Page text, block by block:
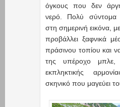
όγκους που δεν
νερό. Πολύ σύντομα
στη σημερινή εικόνα,
προβάλλει ξαφνικά
πράσινου τοπίου και
της υπέροχο μπλε,
εκπληκτικής
σκηνικό που μαγεύει